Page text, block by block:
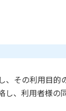
その利用目
、利用者様